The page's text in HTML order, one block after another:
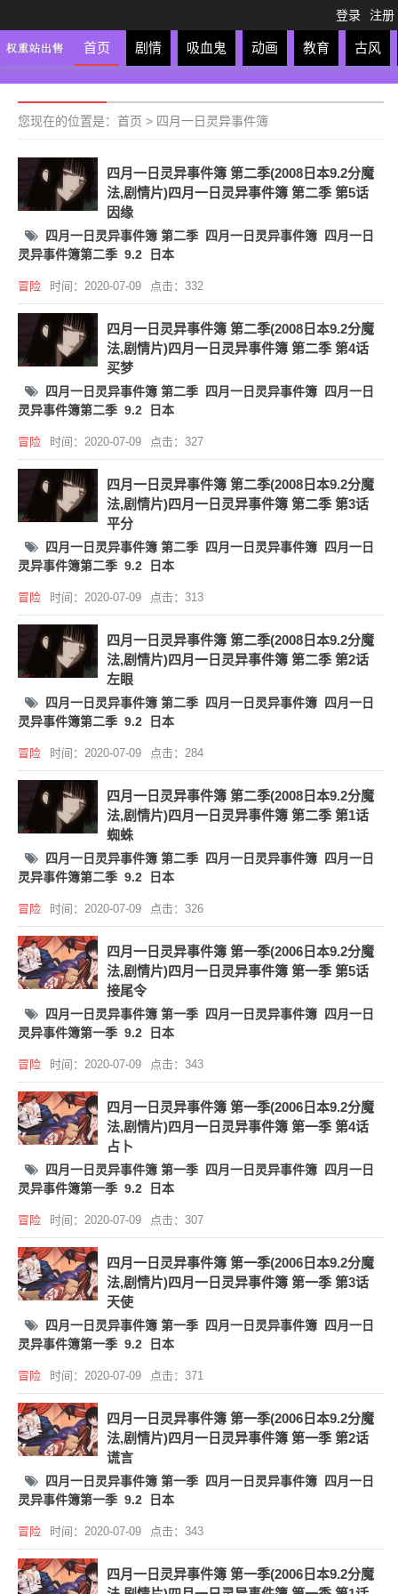
登录 注册
首页 剧情 吸血鬼 动画 教育 古风
轻松 校园 科幻 亲子 格斗 运动 恋爱 竞
您现在的位置是： 首页 > 四月一日灵异事件簿
四月一日灵异事件簿 第二季(2008日本9.2分魔
法,剧情片)四月一日灵异事件簿 第二季 第5话
因缘
四月一日灵异事件簿 第二季 四月一日灵异事件簿
四月一日
灵异事件簿第二季 9.2 日本
冒险 时间：2020-07-09 点击：332
四月一日灵异事件簿 第二季(2008日本9.2分魔
法,剧情片)四月一日灵异事件簿 第二季 第4话
买梦
四月一日灵异事件簿 第二季 四月一日灵异事件簿
四月一日
灵异事件簿第二季 9.2 日本
冒险 时间：2020-07-09 点击：327
四月一日灵异事件簿 第二季(2008日本9.2分魔
法,剧情片)四月一日灵异事件簿 第二季 第3话
平分
四月一日灵异事件簿 第二季 四月一日灵异事件簿
四月一日
灵异事件簿第二季 9.2 日本
冒险 时间：2020-07-09 点击：313
四月一日灵异事件簿 第二季(2008日本9.2分魔
法,剧情片)四月一日灵异事件簿 第二季 第2话
左眼
四月一日灵异事件簿 第二季 四月一日灵异事件簿
四月一日
灵异事件簿第二季 9.2 日本
冒险 时间：2020-07-09 点击：284
四月一日灵异事件簿 第二季(2008日本9.2分魔
法,剧情片)四月一日灵异事件簿 第二季 第1话
蜘蛛
四月一日灵异事件簿 第二季 四月一日灵异事件簿
四月一日
灵异事件簿第二季 9.2 日本
冒险 时间：2020-07-09 点击：326
四月一日灵异事件簿 第一季(2006日本9.2分魔
法,剧情片)四月一日灵异事件簿 第一季 第5话
接尾令
四月一日灵异事件簿 第一季 四月一日灵异事件簿
四月一日
灵异事件簿第一季 9.2 日本
冒险 时间：2020-07-09 点击：343
四月一日灵异事件簿 第一季(2006日本9.2分魔
法,剧情片)四月一日灵异事件簿 第一季 第4话
占卜
四月一日灵异事件簿 第一季 四月一日灵异事件簿
四月一日
灵异事件簿第一季 9.2 日本
冒险 时间：2020-07-09 点击：307
四月一日灵异事件簿 第一季(2006日本9.2分魔
法,剧情片)四月一日灵异事件簿 第一季 第3话
天使
四月一日灵异事件簿 第一季 四月一日灵异事件簿
四月一日
灵异事件簿第一季 9.2 日本
冒险 时间：2020-07-09 点击：371
四月一日灵异事件簿 第一季(2006日本9.2分魔
法,剧情片)四月一日灵异事件簿 第一季 第2话
谎言
四月一日灵异事件簿 第一季 四月一日灵异事件簿
四月一日
灵异事件簿第一季 9.2 日本
冒险 时间：2020-07-09 点击：343
四月一日灵异事件簿 第一季(2006日本9.2分魔